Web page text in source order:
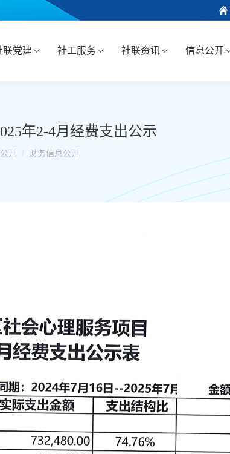
联党建 社工服务 社联资讯 信息公开
年2-4月经费支出公示
开 财务信息公开